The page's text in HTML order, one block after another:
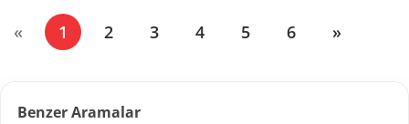
« 1 (current)
2 3 4 5 6 »
Benzer Aramalar